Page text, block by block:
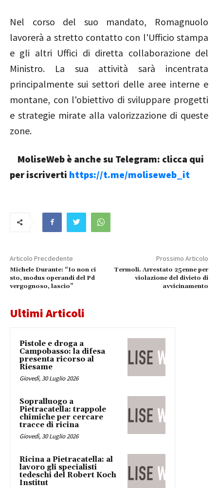
Nel corso del suo mandato, Romagnuolo
lavorerà a stretto contatto con l'Ufficio stampa
e gli altri Uffici di diretta collaborazione del
Ministro. La sua attività sarà incentrata
principalmente sui settori delle aree interne e
montane, con l'obiettivo di sviluppare progetti
e strategie mirate alla valorizzazione di queste
zone.
MoliseWeb è anche su Telegram: clicca qui
per iscriverti https://t.me/moliseweb_it
Articolo Precdedente
Michele Durante: “Io non ci
sto, modus operandi del Pd
vergognoso, lascio”
Prossimo Articolo
Termoli. Arrestato 25enne per
violazione del divieto di
avvicinamento
Ultimi Articoli
Pistole e droga a
Campobasso: la difesa
presenta ricorso al
Riesame
Giovedì, 30 Luglio 2026
Sopralluogo a
Pietracatella: trappole
chimiche per cercare
tracce di ricina
Giovedì, 30 Luglio 2026
Ricina a Pietracatella: al
lavoro gli specialisti
tedeschi del Robert Koch
Institut